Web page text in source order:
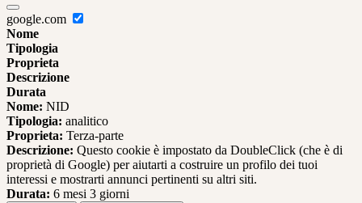
google.com
Nome
Tipologia
Proprieta
Descrizione
Durata
Nome: NID
Tipologia: analitico
Proprieta: Terza-parte
Descrizione: Questo cookie è impostato da DoubleClick (che è di
proprietà di Google) per aiutarti a costruire un profilo dei tuoi
interessi e mostrarti annunci pertinenti su altri siti.
Durata: 6 mesi 3 giorni